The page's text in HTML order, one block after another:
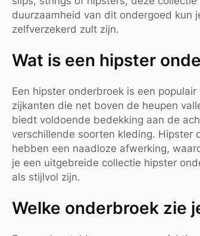
duurzaamheid van dit ondergoed kun
zelfverzekerd zult zijn.
Wat is een hipster
Een hipster onderbroek is een
zijkanten die net boven de heupen
biedt voldoende bedekking aan de
verschillende soorten kleding. Hipster
hebben een naadloze afwerking,
je een uitgebreide collectie hipster
als stijlvol zijn.
Welke onderbroek zie